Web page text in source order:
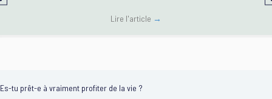
Lire l'article →
Es-tu prêt-e à vraiment profiter de la vie ?